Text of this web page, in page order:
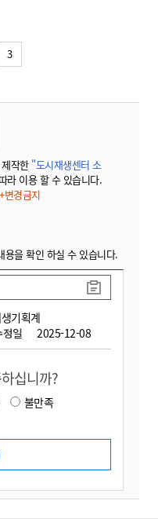
3
작한 "도시재생센터 소
라 이용 할 수 있습니다.
변경금지
을 확인 하실 수 있습니다.
기획계
일 2025-12-08
하십니까?
불만족